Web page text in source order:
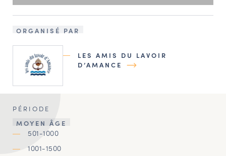
ORGANISÉ PAR
LES AMIS DU LAVOIR
D’AMANCE
PÉRIODE
MOYEN ÂGE
501-1000
1001-1500